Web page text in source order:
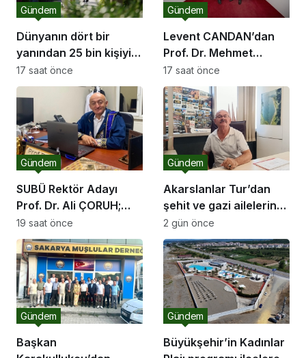
Dünyanın dört bir
yanından 25 bin kişiyi
ağırlayacak dev fuar
için geri sayım
Gündem
17 saat önce
Levent CANDAN’dan
Prof. Dr. Mehmet
SARIBIYIK’a vefa
ziyareti
Gündem
17 saat önce
SUBÜ Rektör Adayı
Prof. Dr. Ali ÇORUH;
“Sakarya’ya değer
katan bir üniversite
inşa etmek istiyorum”
Gündem
19 saat önce
Akarslanlar Tur’dan
şehit ve gazi ailelerine
anlamlı destek
Gündem
2 gün önce
Başkan
Gündem
Büyükşehir’in Kadınlar
Gündem